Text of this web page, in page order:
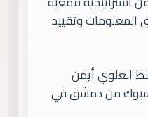
وتقييد
العلوي أيمن
من دمشق في